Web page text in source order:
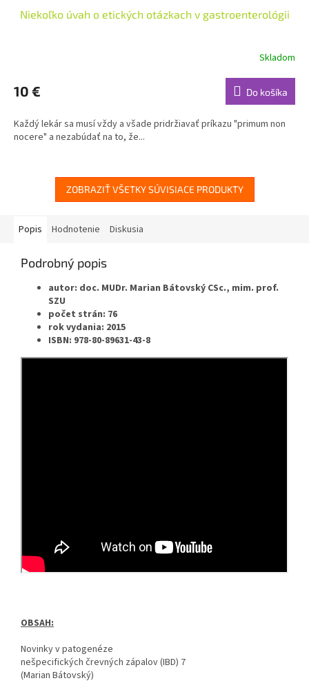
Niekoľko úvah o etických otázkach v gastroenterológii
Skladom
10 € Do košíka
Každý lekár sa musí vždy a všade pridržiavať príkazu "primum non
nocere" a nezabúdať na to, že...
ZOBRAZIŤ VŠETKY SÚVISIACE PRODUKTY
Popis Hodnotenie Diskusia
Podrobný popis
autor: doc. MUDr. Marian Bátovský CSc., mim. prof.
SZU
počet strán: 76
rok vydania: 2015
ISBN: 978-80-89631-43-8
OBSAH:
Novinky v patogenéze
nešpecifických črevných zápalov (IBD) 7
(Marian Bátovský)